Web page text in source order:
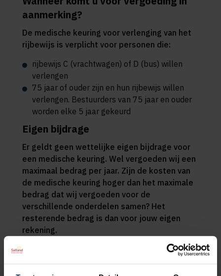
aanmerking?
De medische keuring voor verlenging van het
rijbewijs is verplicht voor personen die:
rijbewijs C (vrachtwagen) of D (bus) willen
verlengen
75 jaar of ouder zijn en hun rijbewijs willen
verlengen. Bestuurders van 75 jaar en ouder
worden elke 5 jaar gekeurd
Eigen bijdrage
Er geldt geen wettelijke eigen bijdrage voor
een medische keuring. Wel vergoeden wij een
maximaal bedrag per jaar. Zijn de kosten van
de medische keuring hoger dan het maximale
bedrag dat wij vergoeden voor de
verschillende onderdelen samen? Het
resterende bedrag is dan voor jouw eigen
rekening.
Geen eigen risico